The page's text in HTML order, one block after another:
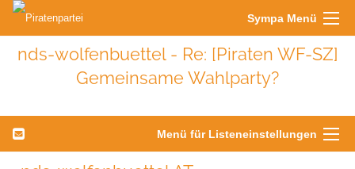
Sympa Menü
nds-wolfenbuettel - Re: [Piraten WF-SZ]
Gemeinsame Wahlparty?
Menü für Listeneinstellungen